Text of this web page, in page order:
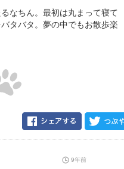
なちん。最初は丸まって寝て
タバタ。夢の中でもお散歩楽
9年前